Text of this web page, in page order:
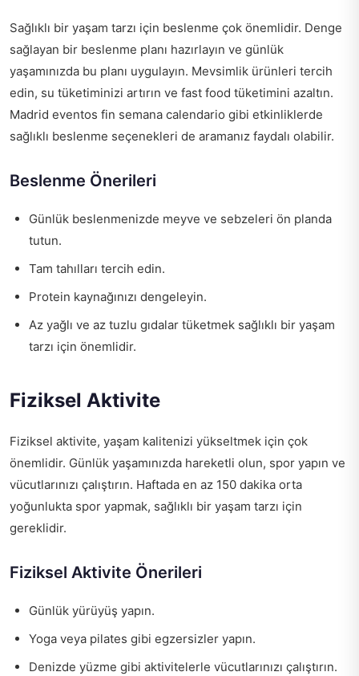
Sağlıklı bir yaşam tarzı için beslenme çok önemlidir. Denge
sağlayan bir beslenme planı hazırlayın ve günlük
yaşamınızda bu planı uygulayın. Mevsimlik ürünleri tercih
edin, su tüketiminizi artırın ve fast food tüketimini azaltın.
Madrid eventos fin semana calendario gibi etkinliklerde
sağlıklı beslenme seçenekleri de aramanız faydalı olabilir.
Beslenme Önerileri
Günlük beslenmenizde meyve ve sebzeleri ön planda
tutun.
Tam tahılları tercih edin.
Protein kaynağınızı dengeleyin.
Az yağlı ve az tuzlu gıdalar tüketmek sağlıklı bir yaşam
tarzı için önemlidir.
Fiziksel Aktivite
Fiziksel aktivite, yaşam kalitenizi yükseltmek için çok
önemlidir. Günlük yaşamınızda hareketli olun, spor yapın ve
vücutlarınızı çalıştırın. Haftada en az 150 dakika orta
yoğunlukta spor yapmak, sağlıklı bir yaşam tarzı için
gereklidir.
Fiziksel Aktivite Önerileri
Günlük yürüyüş yapın.
Yoga veya pilates gibi egzersizler yapın.
Denizde yüzme gibi aktivitelerle vücutlarınızı çalıştırın.